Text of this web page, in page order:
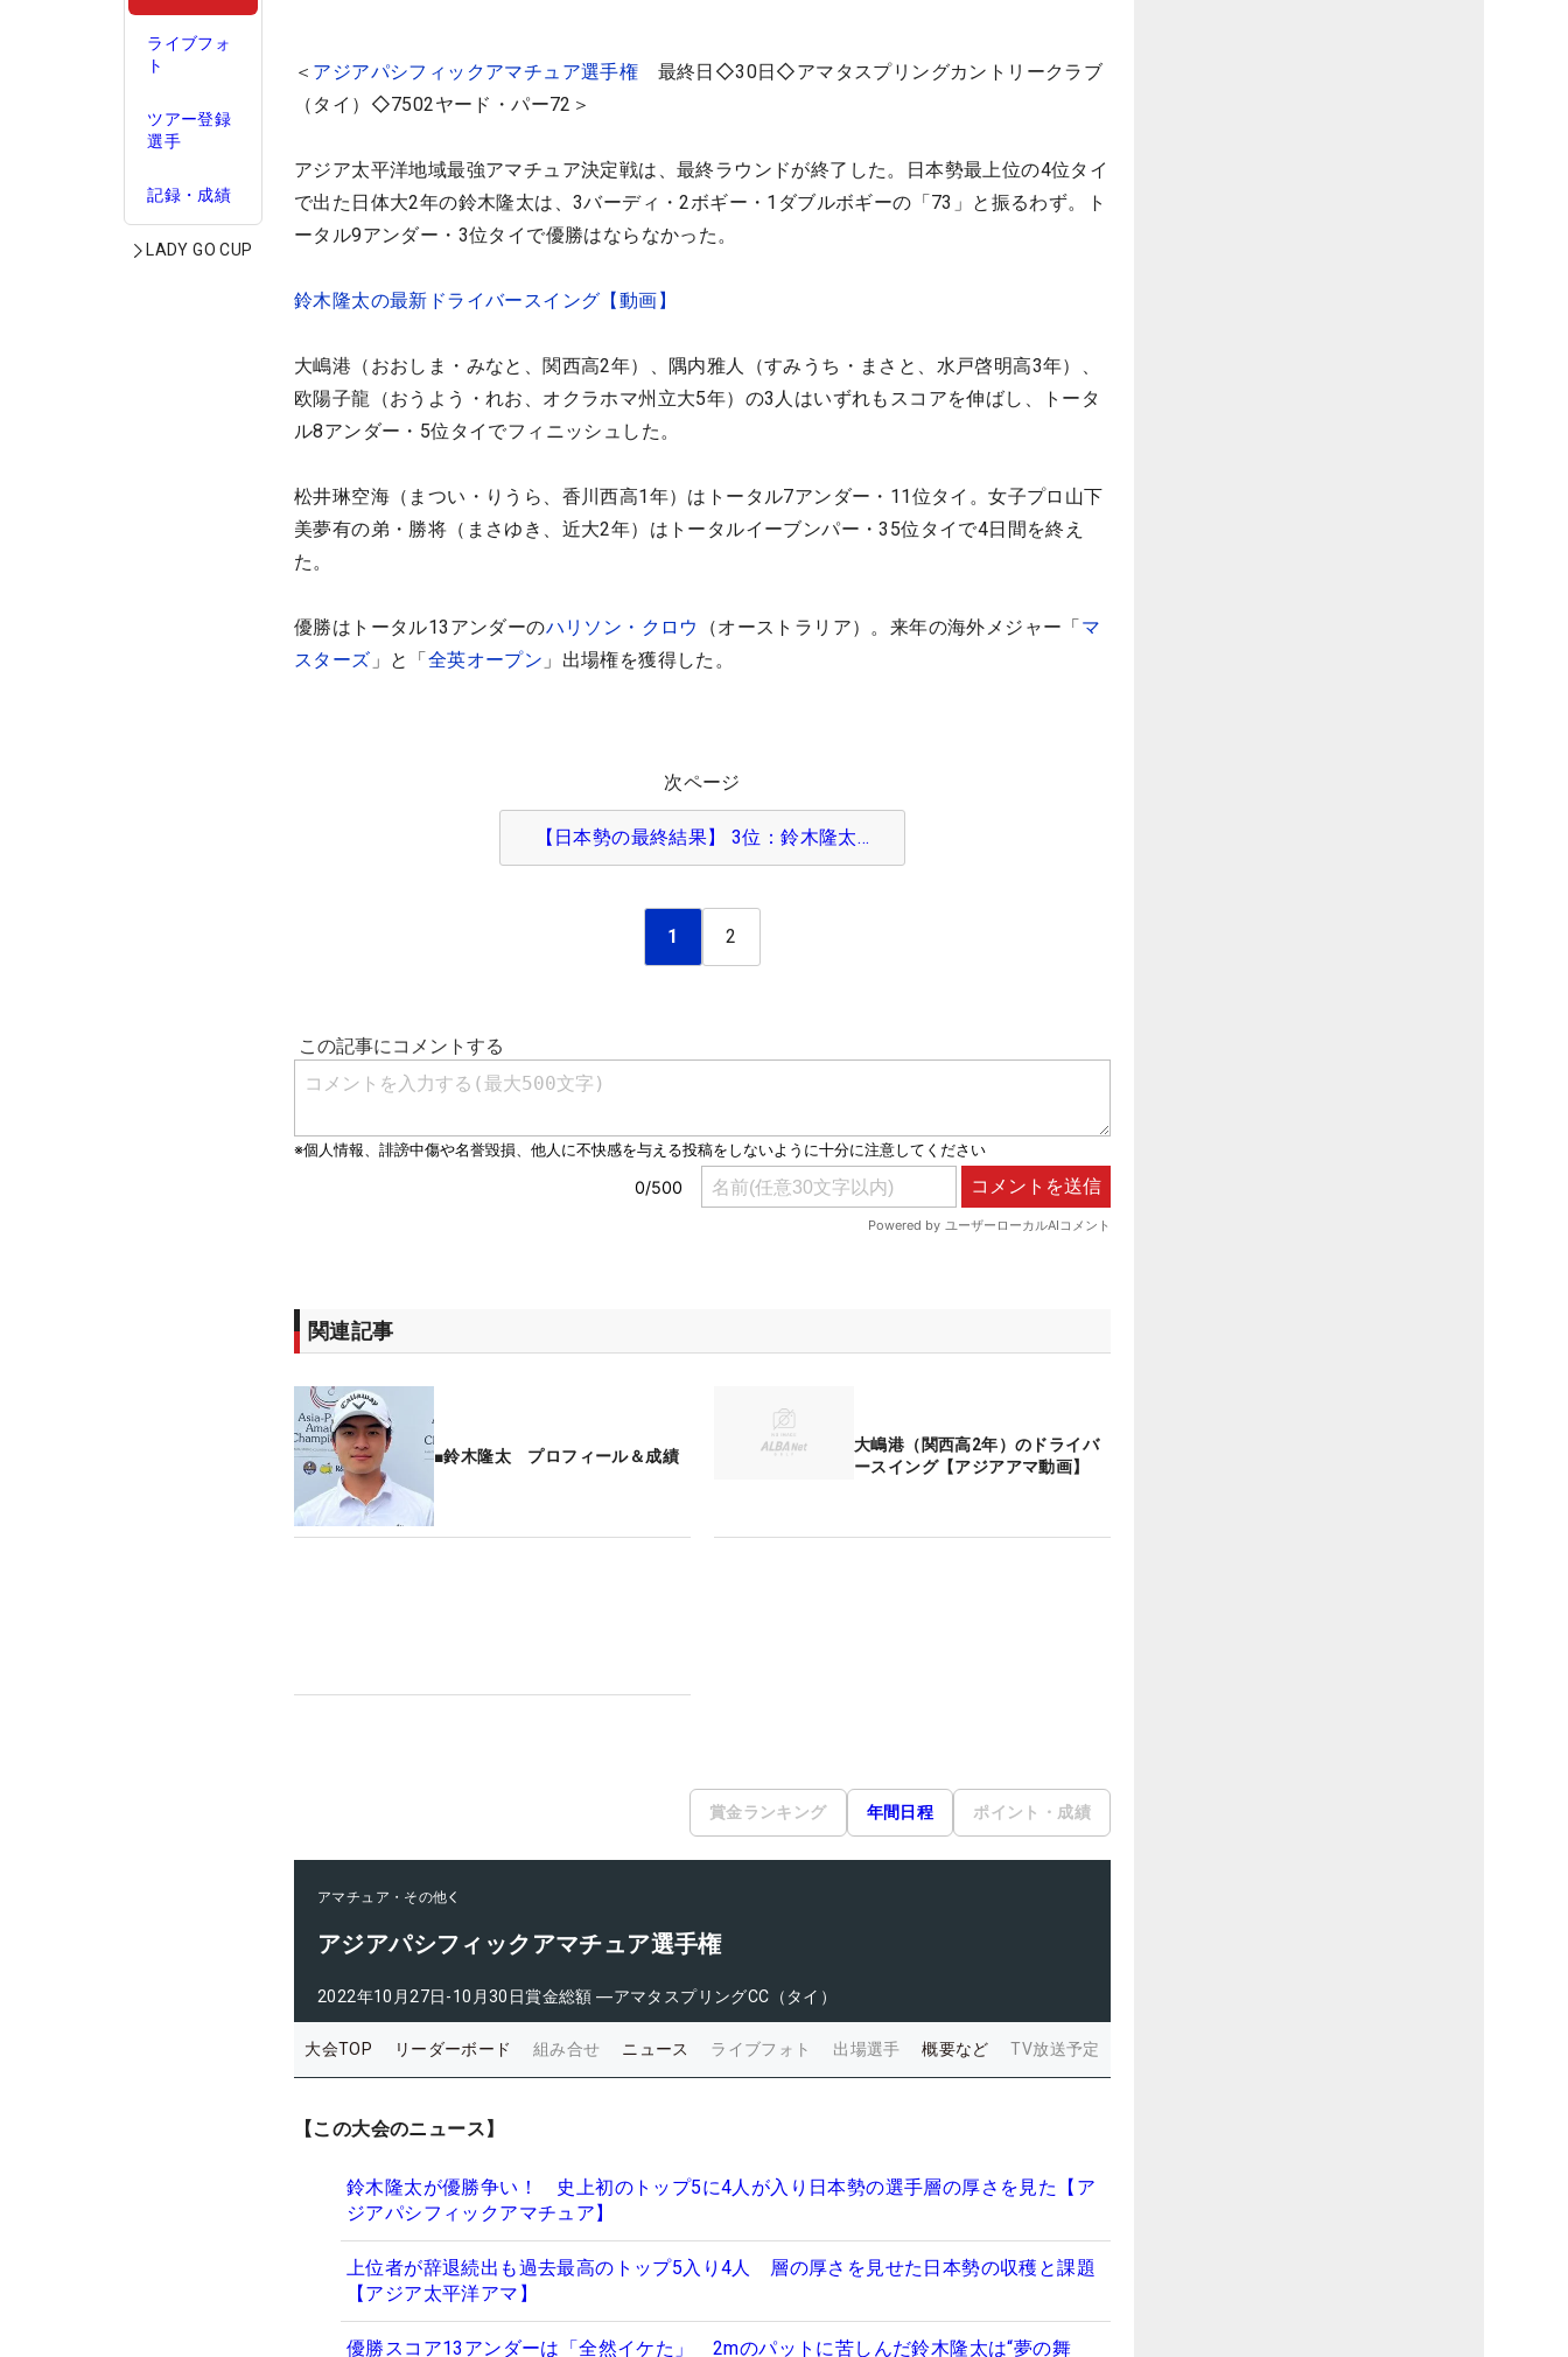
ライブフォ
ト
ツアー登録
選手
記録・成績
LADY GO CUP
＜ アジアパシフィックアマチュア選手権 最終日◇30日◇アマタスプリングカントリークラブ
（タイ）◇7502ヤード・パー72＞
アジア太平洋地域最強アマチュア決定戦は、最終ラウンドが終了した。日本勢最上位の4位タイ
で出た日体大2年の鈴木隆太は、3バーディ・2ボギー・1ダブルボギーの「73」と振るわず。ト
ータル9アンダー・3位タイで優勝はならなかった。
鈴木隆太の最新ドライバースイング【動画】
大嶋港（おおしま・みなと、関西高2年）、隅内雅人（すみうち・まさと、水戸啓明高3年）、
欧陽子龍（おうよう・れお、オクラホマ州立大5年）の3人はいずれもスコアを伸ばし、トータ
ル8アンダー・5位タイでフィニッシュした。
松井琳空海（まつい・りうら、香川西高1年）はトータル7アンダー・11位タイ。女子プロ山下
美夢有の弟・勝将（まさゆき、近大2年）はトータルイーブンパー・35位タイで4日間を終え
た。
優勝はトータル13アンダーのハリソン・クロウ （オーストラリア）。来年の海外メジャー「マ
スターズ 」と「全英オープン 」出場権を獲得した。
次ページ
【日本勢の最終結果】 3位：鈴木隆太…
1 2
関連記事
■鈴木隆太 プロフィール＆成績
大嶋港（関西高2年）のドライバ
ースイング【アジアアマ動画】
賞金ランキング 年間日程 ポイント・成績
アマチュア・その他
アジアパシフィックアマチュア選手権
2022年10月27日-10月30日賞金総額 ―アマタスプリングCC（タイ）
大会TOP リーダーボード 組み合せ ニュース ライブフォト 出場選手 概要など TV放送予定
【この大会のニュース】
鈴木隆太が優勝争い！ 史上初のトップ5に4人が入り日本勢の選手層の厚さを見た【ア
ジアパシフィックアマチュア】
上位者が辞退続出も過去最高のトップ5入り4人 層の厚さを見せた日本勢の収穫と課題
【アジア太平洋アマ】
優勝スコア13アンダーは「全然イケた」 2mのパットに苦しんだ鈴木隆太は“夢の舞